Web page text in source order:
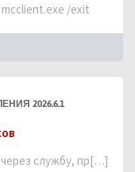
mcclient.exe /exit
2026.6.1
службу, пр[…]